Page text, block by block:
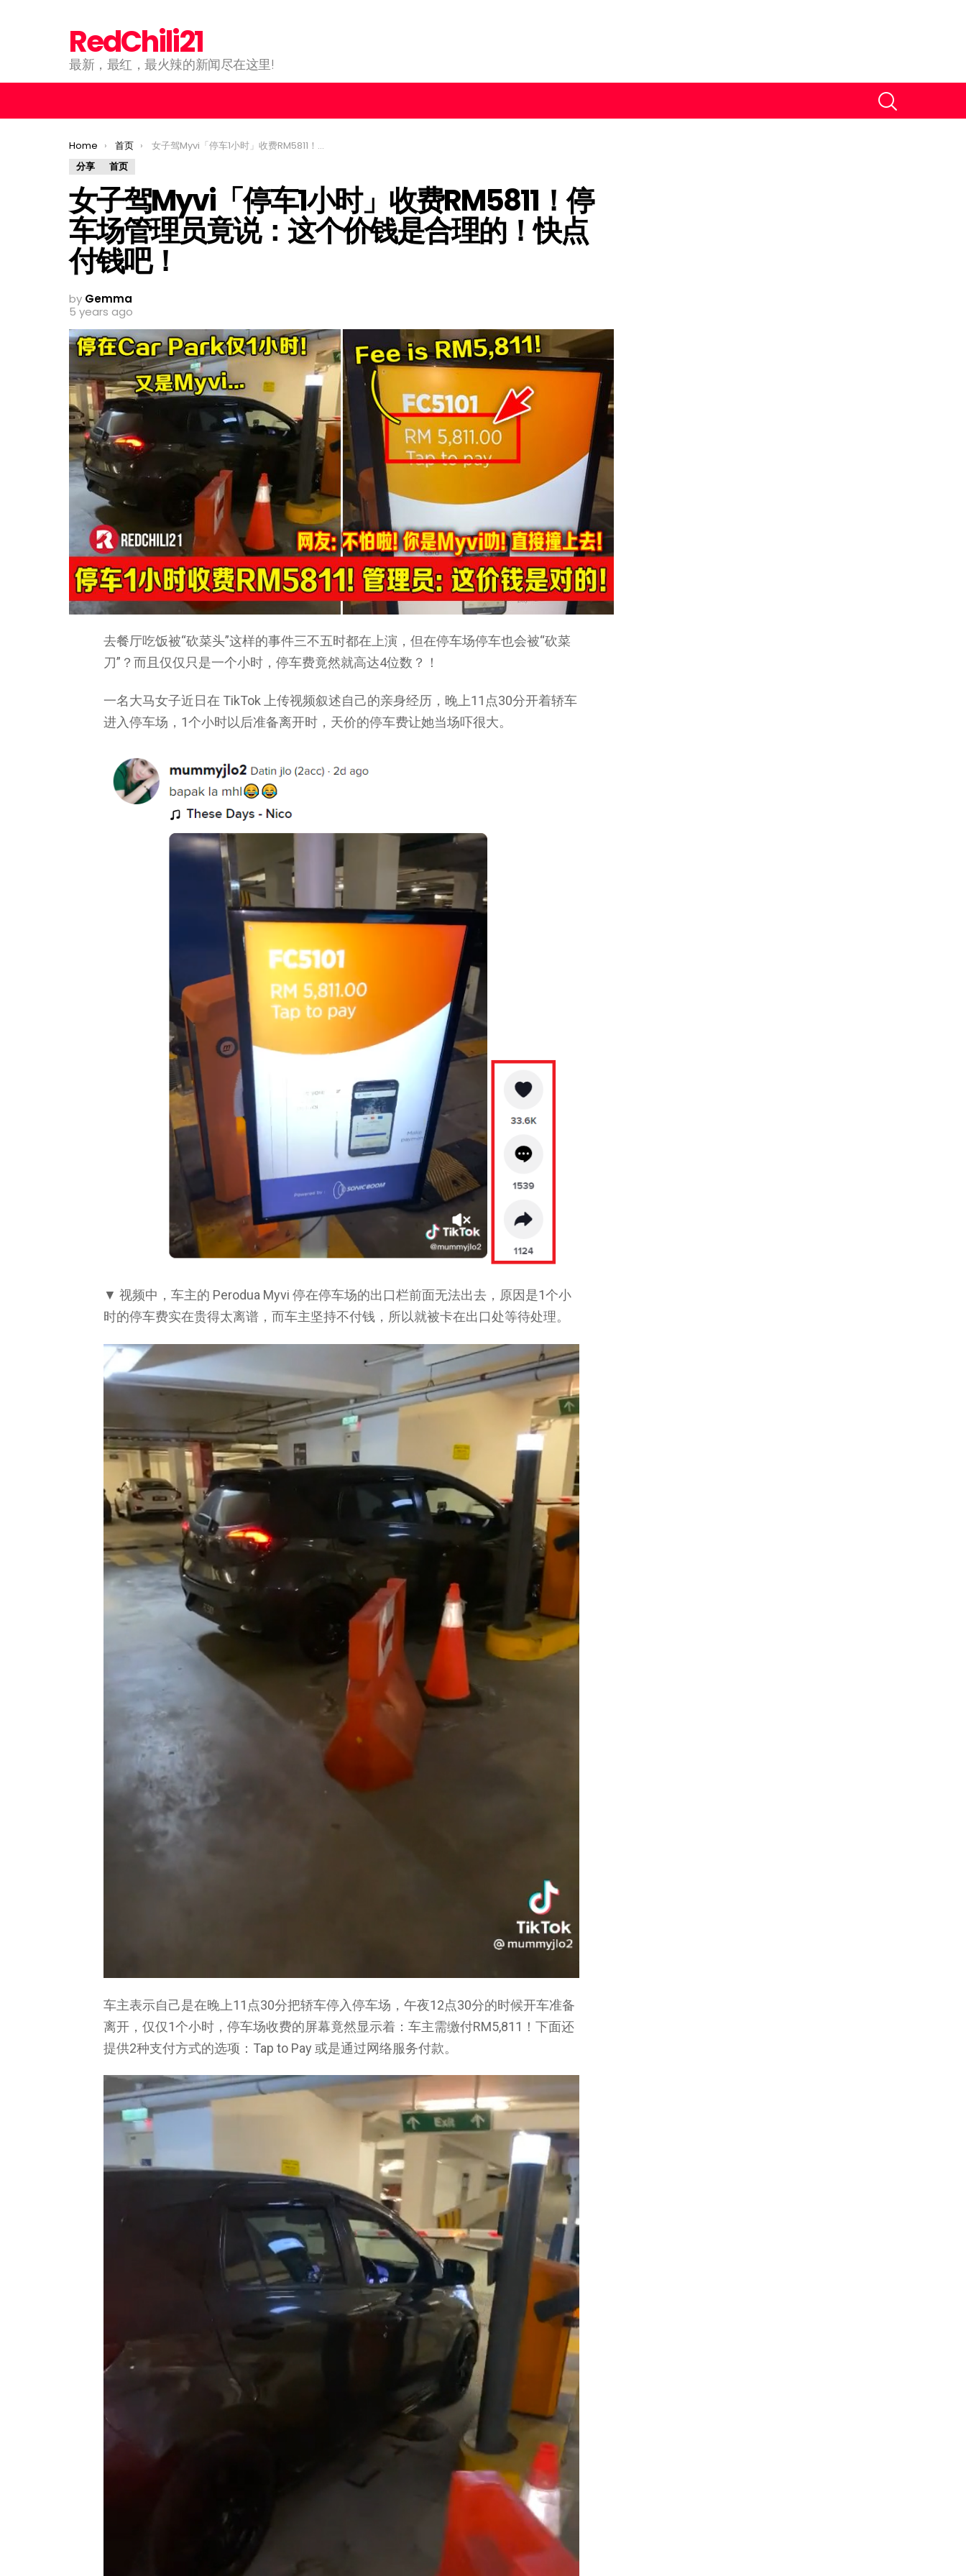
RedChili21
最新，最红，最火辣的新闻尽在这里!
You are here:
Home 首页
女子驾Myvi「停车1小时」收费RM5811！停车场管理员竟说：这个价钱是合理的！快点付钱吧！
分享
首页
女子驾Myvi「停车1小时」收费RM5811！停
车场管理员竟说：这个价钱是合理的！快点
付钱吧！
by Gemma
5 years ago
去餐厅吃饭被“砍菜头”这样的事件三不五时都在上演，但在停车场停车也会被“砍菜
刀”？而且仅仅只是一个小时，停车费竟然就高达4位数？！
一名大马女子近日在 TikTok 上传视频叙述自己的亲身经历，晚上11点30分开着轿车
进入停车场，1个小时以后准备离开时，天价的停车费让她当场吓很大。
▼ 视频中，车主的 Perodua Myvi 停在停车场的出口栏前面无法出去，原因是1个小
时的停车费实在贵得太离谱，而车主坚持不付钱，所以就被卡在出口处等待处理。
车主表示自己是在晚上11点30分把轿车停入停车场，午夜12点30分的时候开车准备
离开，仅仅1个小时，停车场收费的屏幕竟然显示着：车主需缴付RM5,811！下面还
提供2种支付方式的选项：Tap to Pay 或是通过网络服务付款。